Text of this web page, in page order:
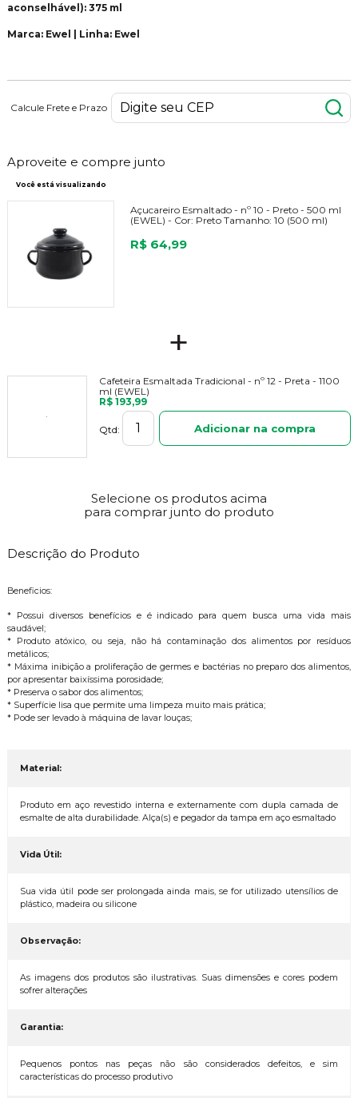
aconselhável): 375 ml
Marca: Ewel | Linha: Ewel
Calcule Frete e Prazo
Aproveite e compre junto
Você está visualizando
Açucareiro Esmaltado - nº 10 - Preto - 500 ml
(EWEL) - Cor: Preto Tamanho: 10 (500 ml)
R$ 64,99
+
Cafeteira Esmaltada Tradicional - nº 12 - Preta - 1100
ml (EWEL)
R$ 193,99
Qtd: Adicionar na compra
Selecione os produtos acima
para comprar junto do produto
Descrição do Produto
Beneficios:
* Possui diversos benefícios e é indicado para quem busca uma vida mais
saudável;
* Produto atóxico, ou seja, não há contaminação dos alimentos por resíduos
metálicos;
* Máxima inibição a proliferação de germes e bactérias no preparo dos alimentos,
por apresentar baixíssima porosidade;
* Preserva o sabor dos alimentos;
* Superfície lisa que permite uma limpeza muito mais prática;
* Pode ser levado à máquina de lavar louças;
Material:
Produto em aço revestido interna e externamente com dupla camada de
esmalte de alta durabilidade. Alça(s) e pegador da tampa em aço esmaltado
Vida Útil:
Sua vida útil pode ser prolongada ainda mais, se for utilizado utensílios de
plástico, madeira ou silicone
Observação:
As imagens dos produtos são ilustrativas. Suas dimensões e cores podem
sofrer alterações
Garantia:
Pequenos pontos nas peças não são considerados defeitos, e sim
características do processo produtivo